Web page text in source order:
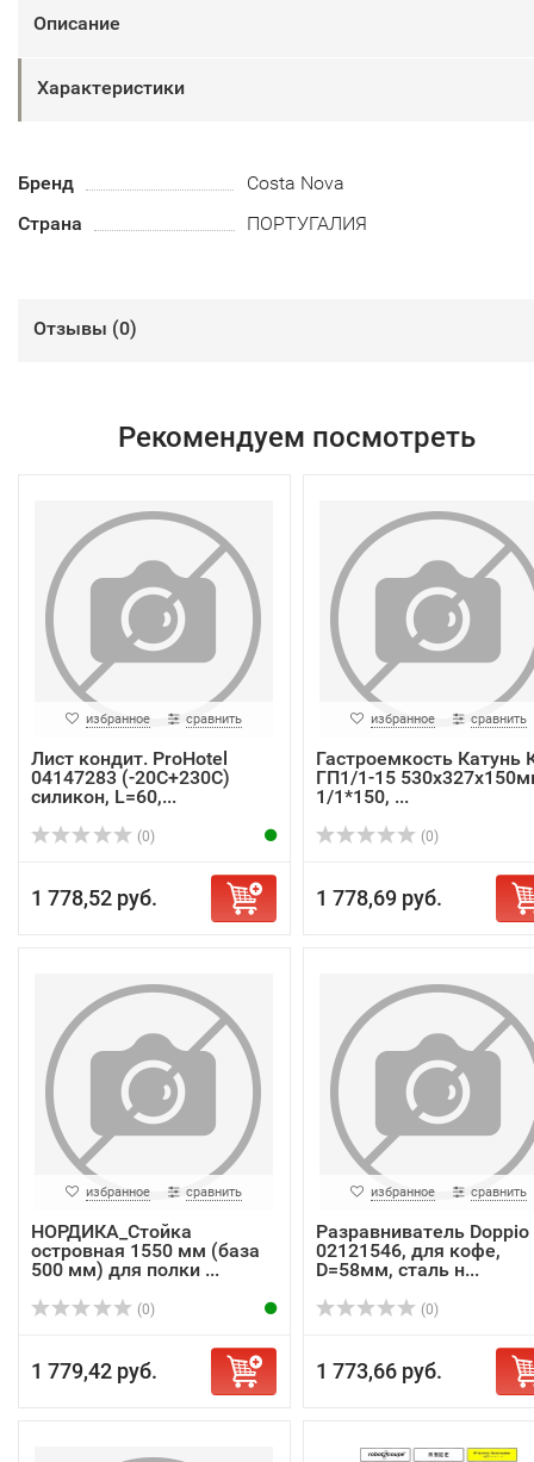
Описание
Характеристики
Бренд
Costa Nova
Страна
ПОРТУГАЛИЯ
Отзывы (0)
Рекомендуем посмотреть
избранное сравнить
Лист кондит. ProHotel
04147283 (-20С+230С)
силикон, L=60,...
(0)
1 778,52 руб.
избранное сравнить
Гастроемкость Катунь
ГП1/1-15
1/1*150, ...
(0)
1 778,69 руб.
избранное сравнить
НОРДИКА_Стойка
островная 1550 мм (база
500 мм) для полки ...
(0)
1 779,42 руб.
избранное сравнить
Разравниватель Doppio
02121546, для кофе,
D=58мм, сталь н...
(0)
1 773,66 руб.